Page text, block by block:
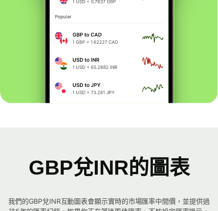
GBP兌INR的圖表
我們的GBP兌INR互動圖表會顯示實時的市場匯率中間價，並提供過